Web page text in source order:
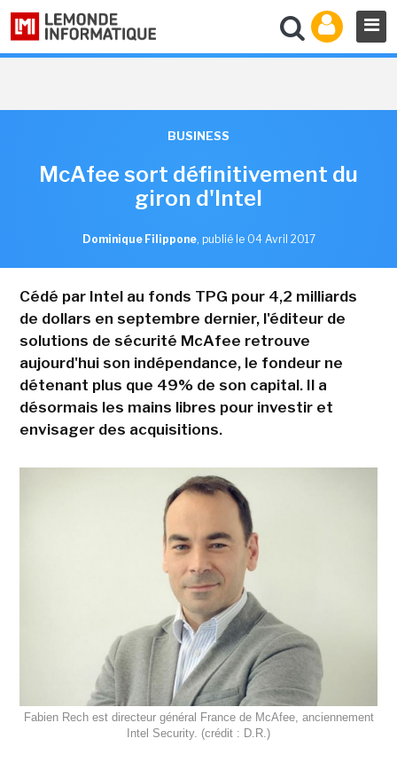
BUSINESS
McAfee sort définitivement du
giron d'Intel
Dominique Filippone, publié le 04 Avril 2017
Cédé par Intel au fonds TPG pour 4,2 milliards
de dollars en septembre dernier, l'éditeur de
solutions de sécurité McAfee retrouve
aujourd'hui son indépendance, le fondeur ne
détenant plus que 49% de son capital. Il a
désormais les mains libres pour investir et
envisager des acquisitions.
Fabien Rech est directeur général France de McAfee, anciennement
Intel Security. (crédit : D.R.)